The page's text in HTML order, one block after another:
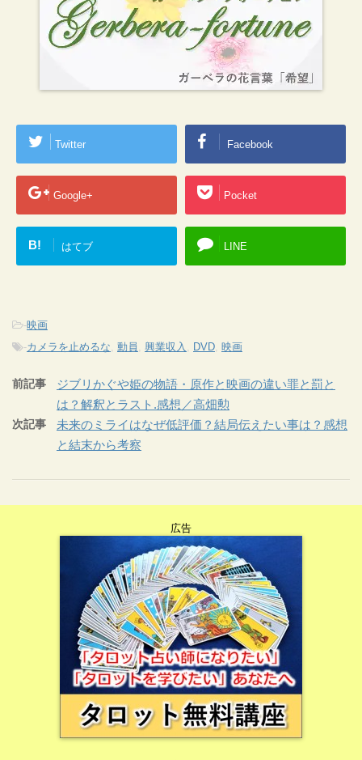
Twitter Facebook
Google+ Pocket
B! はてブ LINE
-映画
-カメラを止めるな, 動員 , 興業収入 , DVD, 映画
前記事
ジブリかぐや姫の物語・原作と映画の違い罪と罰と
は？解釈とラスト.感想／高畑勲
次記事
未来のミライはなぜ低評価？結局伝えたい事は？感想
と結末から考察
広告